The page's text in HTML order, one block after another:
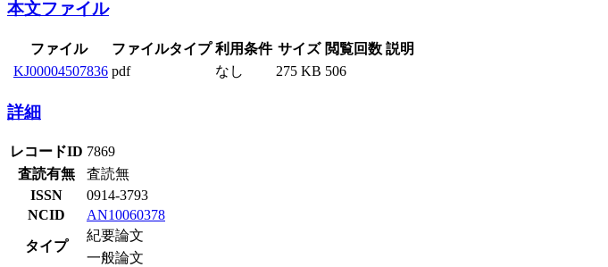
本文ファイル
ファイル ファイルタイプ 利用条件 サイズ 閲覧回数 説明
KJ00004507836 pdf なし 275 KB 506
詳細
レコードID 7869
査読有無
査読無
ISSN
0914-3793
NCID
AN10060378
タイプ
紀要論文
一般論文